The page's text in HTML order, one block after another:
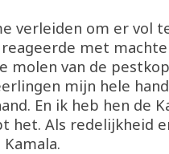
verleiden om er vol
met
molen van de
mijn hele
En ik heb hen de
het. Als redelijkheid